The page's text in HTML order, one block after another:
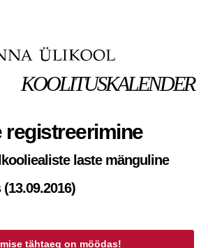
KOOLITUSKALENDER
registreerimine
laste mänguline
tähtaeg on möödas!